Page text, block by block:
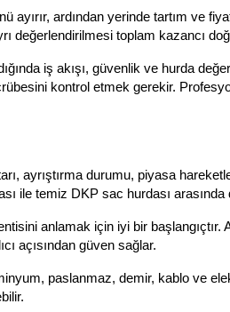
ayırır, ardından yerinde tartım ve
değerlendirilmesi toplam kazancı
iş akışı, güvenlik ve hurda
kontrol etmek gerekir.
ayrıştırma durumu, piyasa
ile temiz DKP sac hurdası arasında
anlamak için iyi bir
açısından güven sağlar.
paslanmaz, demir, kablo ve